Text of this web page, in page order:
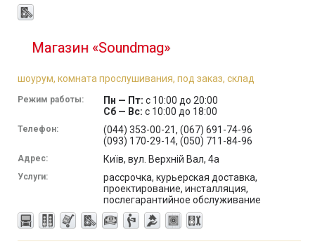
Магазин «Soundmag»
шоурум, комната прослушивания, под заказ, склад
Режим работы: Пн — Пт: с 10:00 до 20:00
Сб — Вс: с 10:00 до 18:00
Телефон:
(044) 353-00-21, (067) 691-74-96
(093) 170-29-14, (050) 711-84-96
Адрес: Київ, вул. Верхній Вал, 4а
Услуги:
рассрочка, курьерская доставка,
проектирование, инсталляция,
послегарантийное обслуживание